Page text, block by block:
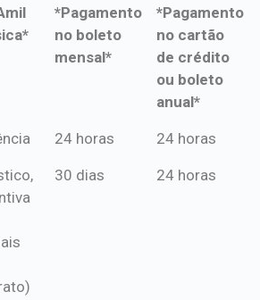
*Pagamento
no boleto
mensal*
*Pagamento
no cartão
de crédito
ou boleto
anual*
*Pagamento
mensal*
*Pagamento
de crédito
24 horas 24 horas
30 dias 24 horas